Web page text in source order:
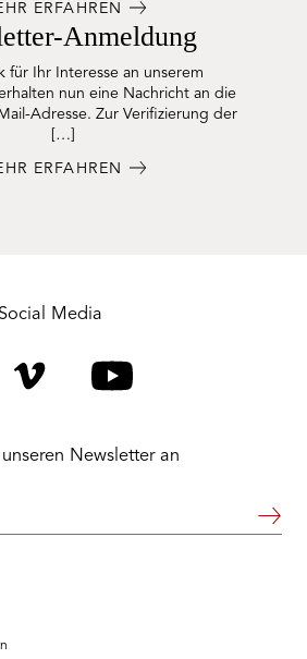
ERFAHREN
Anmeldung
für Ihr Interesse an unserem
nun eine Nachricht an die
Adresse. Zur Verifizierung der
[…]
ERFAHREN
Media
Newsletter an
Weiter